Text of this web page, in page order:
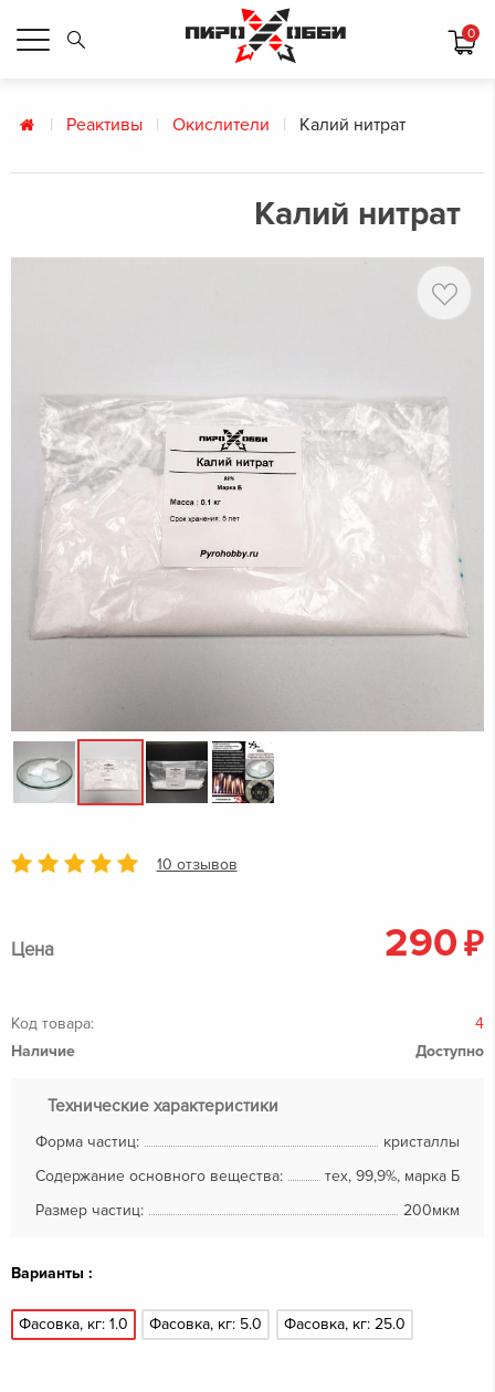
0
Реактивы Окислители Калий нитрат
Калий нитрат
10 отзывов
Цена 290 ₽
Код товара:
4
Наличие
Доступно
Технические характеристики
Форма частиц:
кристаллы
Содержание основного вещества:
тех, 99,9%, марка Б
Размер частиц:
200мкм
Варианты :
Фасовка, кг: 1.0 Фасовка, кг: 5.0 Фасовка, кг: 25.0